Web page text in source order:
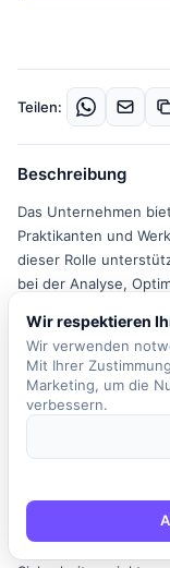
Teilen:
Beschreibung
Das Unternehmen
Praktikanten und
dieser Rolle
bei der Analyse,
Sicherheitsexperten
Erfahrungen im
Anwendungen sowie
Aufgaben gehören
Dokumentation und
Forschung zu
Schulungen sowie
Arbeitsalltag beginnt
Mentor über akute
Anschließend
Wir respektieren
Wir verwenden
Mit Ihrer
Marketing, um die
verbessern.